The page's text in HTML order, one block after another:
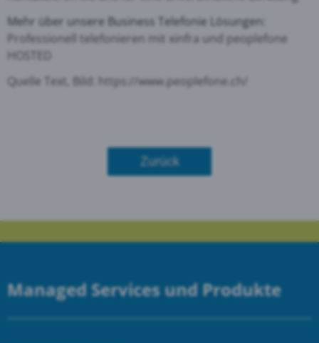
Mehr über unsere Business Telefonie Lösungen:
Professionell telefonieren mit xinfra und peoplefone
HOSTED
Quelle Text, Bild:
https://www.peoplefone.ch/
Zurück
Managed Services und Produkte